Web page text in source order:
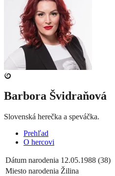
Barbora Švidraňová
Slovenská herečka a speváčka.
Prehľad
O hercovi
Dátum narodenia 12.05.1988 (38)
Miesto narodenia Žilina